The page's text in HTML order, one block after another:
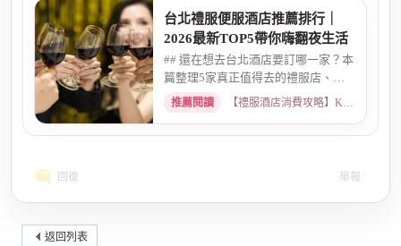
台北禮服便服酒店推薦排行｜
2026最新TOP5帶你嗨翻夜生活
## 還在想去台北酒店要訂哪一家？本
篇整理5家真正值得去的禮服店、便
服店，從氣氛、小姐素質、消...
推薦閱讀 【禮服酒店消費攻略】KTV喝酒娛樂、價格試算 · 2026-05-08
回復 舉報
返回列表